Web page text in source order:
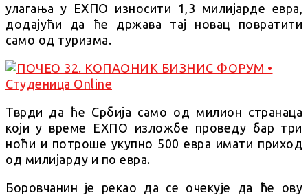
улагања у ЕXПО износити 1,3 милијарде евра,
додајући да ће држава тај новац повратити
само од туризма.
Тврди да ће Србија само од милион странаца
који у време ЕXПО изложбе проведу бар три
ноћи и потроше укупно 500 евра имати приход
од милијарду и по евра.
Боровчанин је рекао да се очекује да ће ову